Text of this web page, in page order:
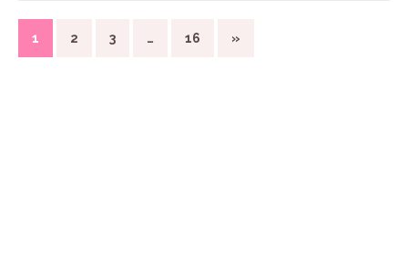
1 2 3 … 16 »